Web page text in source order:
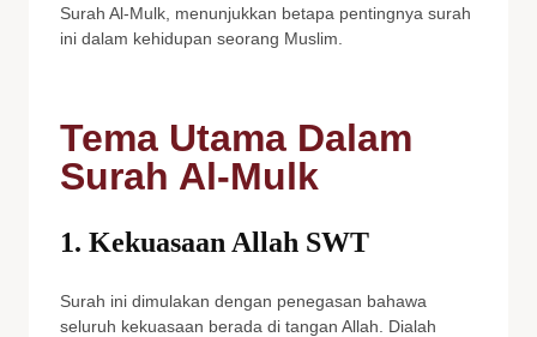
Surah Al-Mulk, menunjukkan betapa pentingnya surah
ini dalam kehidupan seorang Muslim.
Tema Utama Dalam
Surah Al-Mulk
1. Kekuasaan Allah SWT
Surah ini dimulakan dengan penegasan bahawa
seluruh kekuasaan berada di tangan Allah. Dialah